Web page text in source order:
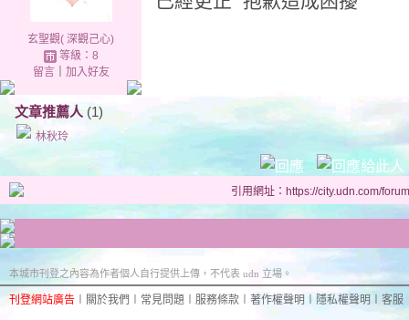
玄聖觀( 深觀己心)
等級：8
留言｜ 加入好友
文章推薦人 (1)
林秋玲
引用網址：https://city.udn.com/
本城市刊登之內容為作者個人自行提供上傳，不代表 udn 立場。
刊登網站廣告 關於我們 常見問題 服務條款 著作權聲明 隱私權聲明 客服